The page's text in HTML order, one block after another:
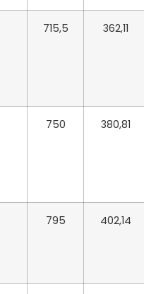
715,5 362,11
750 380,81
795 402,14